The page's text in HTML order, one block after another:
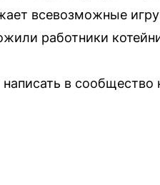
всевозможные
работники
в сообщество